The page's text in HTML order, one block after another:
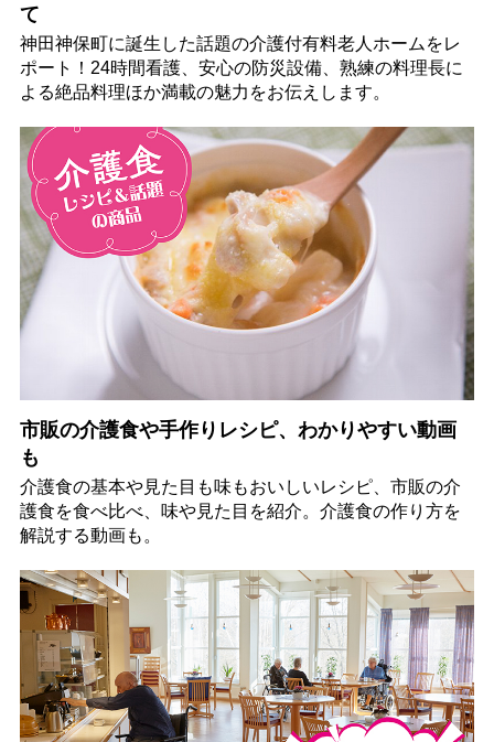
て
神田神保町に誕生した話題の介護付有料老人ホームをレ
ポート！24時間看護、安心の防災設備、熟練の料理長に
よる絶品料理ほか満載の魅力をお伝えします。
市販の介護食や手作りレシピ、わかりやすい動画
も
介護食の基本や見た目も味もおいしいレシピ、市販の介
護食を食べ比べ、味や見た目を紹介。介護食の作り方を
解説する動画も。